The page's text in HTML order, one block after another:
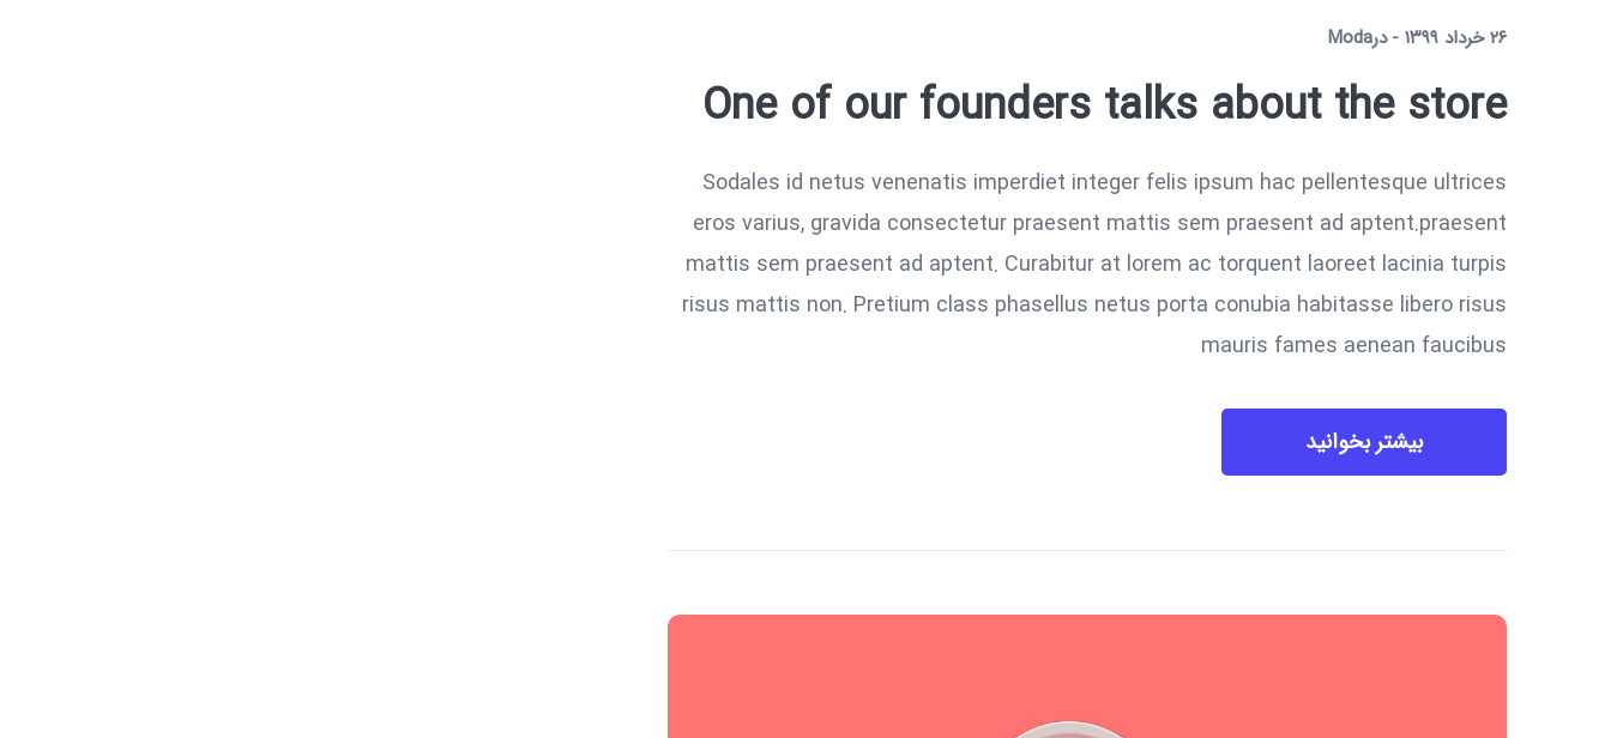
۲۶ خرداد ۱۳۹۹ درModa
One of our founders talks about the store
Sodales id netus venenatis imperdiet integer felis ipsum hac pellentesque ultrices
eros varius, gravida consectetur praesent mattis sem praesent ad aptent.praesent
mattis sem praesent ad aptent. Curabitur at lorem ac torquent laoreet lacinia turpis
risus mattis non. Pretium class phasellus netus porta conubia habitasse libero risus
mauris fames aenean faucibus
بیشتر بخوانید